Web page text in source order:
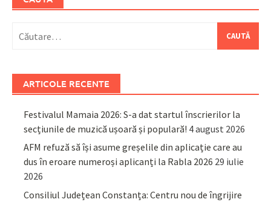
după:
ARTICOLE RECENTE
Festivalul Mamaia 2026: S-a dat startul înscrierilor la
secțiunile de muzică ușoară și populară! 4 august 2026
AFM refuză să își asume greșelile din aplicație care au
dus în eroare numeroși aplicanți la Rabla 2026 29 iulie
2026
Consiliul Județean Constanța: Centru nou de îngrijire